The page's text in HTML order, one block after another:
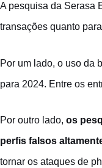
A pesquisa da Serasa
transações quanto
Por um lado, o uso da
para 2024. Entre os
Por outro lado, os
perfis falsos
tornar os ataques de